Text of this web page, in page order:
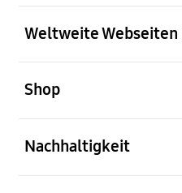
Weltweite Webseiten
Shop
Nachhaltigkeit